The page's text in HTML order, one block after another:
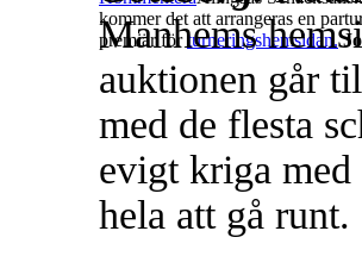
kommer det att arrangeras en
premiär förturneringshemsidan.
Manhems
auktionen går
med de flesta
evigt kriga
hela att gå runt.